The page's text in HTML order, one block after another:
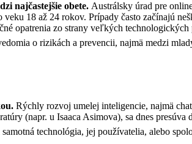
najčastejšie obete. Austrálsky úrad pre
18 až 24 rokov. Prípady často začínajú
opatrenia zo strany veľkých
o rizikách a prevencii, najmä medzi
Rýchly rozvoj umelej inteligencie, najmä
(napr. u Isaaca Asimova), sa dnes
technológia, jej používatelia, alebo